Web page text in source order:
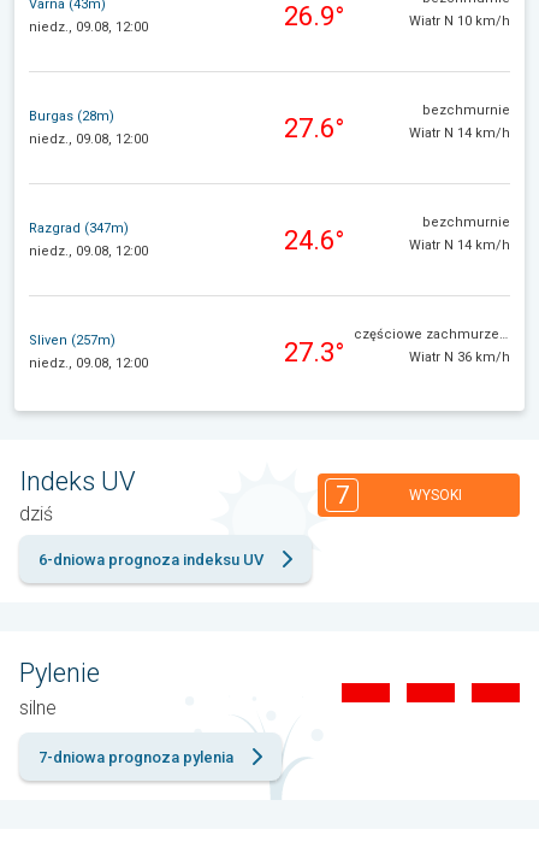
Varna (43m)
niedz., 09.08, 12:00
26.9°
Wiatr N 10 km/h
Burgas (28m)
niedz., 09.08, 12:00
27.6°
bezchmurnie
Wiatr N 14 km/h
Razgrad (347m)
niedz., 09.08, 12:00
24.6°
bezchmurnie
Wiatr N 14 km/h
Sliven (257m)
niedz., 09.08, 12:00
27.3°
częściowe zachmurzenie
Wiatr N 36 km/h
Indeks UV
dziś
7 WYSOKI
6-dniowa prognoza indeksu UV
Pylenie
silne
7-dniowa prognoza pylenia